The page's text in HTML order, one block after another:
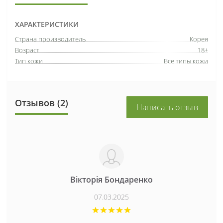
ХАРАКТЕРИСТИКИ
Страна производитель
Корея
Возраст
18+
Тип кожи
Все типы кожи
Отзывов (2) Написать отзыв
Вікторія Бондаренко
07.03.2025